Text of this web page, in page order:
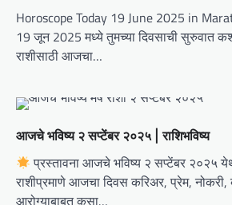
g
a
i
o
n
Horoscope Today 19 June 2025 in
19 जून 2025 मध्ये तुमच्या दिवसाची सुरुवात
राशीसाठी आजचा…
आजचे भविष्य २ सप्टेंबर २०२५ | राशिभविष्य
प्रस्तावना आजचे भविष्य २ सप्टेंबर २०२५
राशीप्रमाणे आजचा दिवस करिअर, प्रेम,